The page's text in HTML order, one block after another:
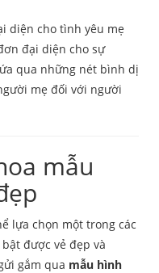
diện cho tình yêu mẹ
đại diện cho sự
qua những nét bình dị
mẹ đối với người
mẫu
lựa chọn một trong các
được vẻ đẹp và
gắm qua mẫu hình